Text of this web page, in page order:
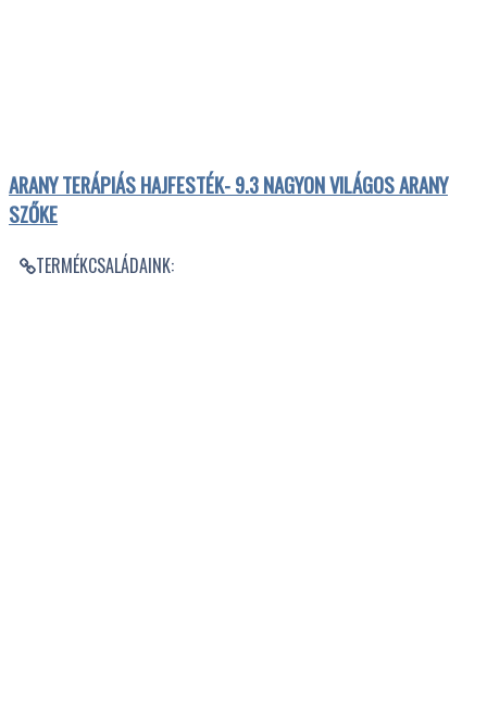
ARANY TERÁPIÁS HAJFESTÉK- 9.3 NAGYON VILÁGOS ARANY
SZŐKE
TERMÉKCSALÁDAINK: